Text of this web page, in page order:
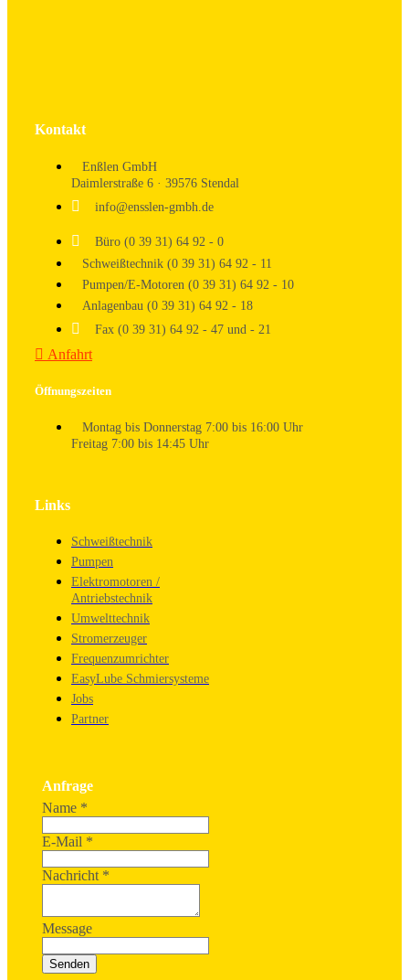
Kontakt
Enßlen GmbH
Daimlerstraße 6 · 39576 Stendal
info@ensslen-gmbh.de
Büro (0 39 31) 64 92 - 0
Schweißtechnik (0 39 31) 64 92 - 11
Pumpen/E-Motoren (0 39 31) 64 92 - 10
Anlagenbau (0 39 31) 64 92 - 18
Fax (0 39 31) 64 92 - 47 und - 21
Anfahrt
Öffnungszeiten
Montag bis Donnerstag 7:00 bis 16:00 Uhr
Freitag 7:00 bis 14:45 Uhr
Links
Schweißtechnik
Pumpen
Elektromotoren /
Antriebstechnik
Umwelttechnik
Stromerzeuger
Frequenzumrichter
EasyLube Schmiersysteme
Jobs
Partner
Anfrage
Name *
E-Mail *
Nachricht *
Message
Senden